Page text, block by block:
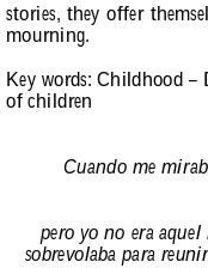
stories, they offer
mourning.
Key words: Childhood –
of children
Cuando me
pero yo no era
sobrevolaba para reunir